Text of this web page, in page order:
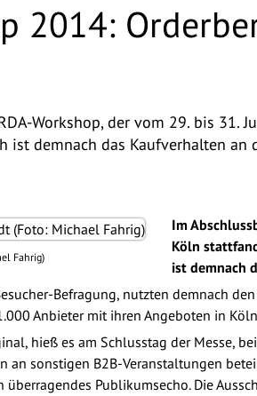
2014:
Workshop, der vom 29. bis 31.
ist demnach das Kaufverhalten an
Fahrig)
Im
Köln
ist demnach
Befragung, nutzten demnach
Anbieter mit ihren Angeboten in
hieß es am Schlusstag der Messe,
an sonstigen B2B-Veranstaltungen
Publikumsecho. Die